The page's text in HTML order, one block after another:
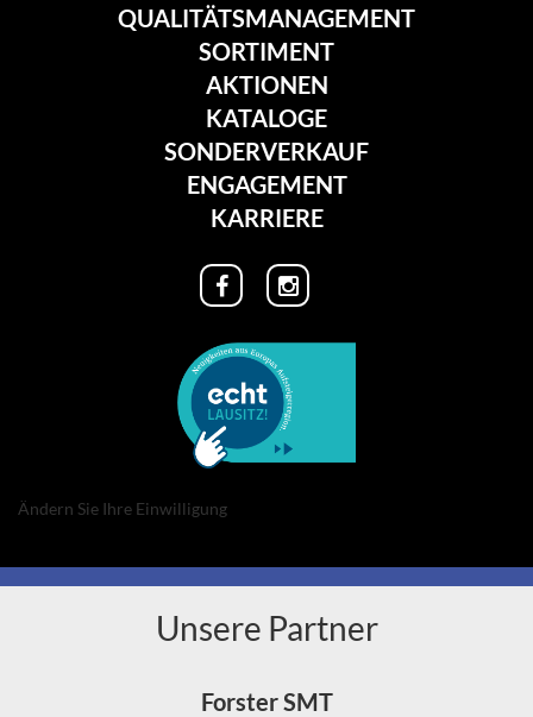
QUALITÄTSMANAGEMENT
SORTIMENT
AKTIONEN
KATALOGE
SONDERVERKAUF
ENGAGEMENT
KARRIERE
Ändern Sie Ihre Einwilligung
Unsere Partner
Forster SMT